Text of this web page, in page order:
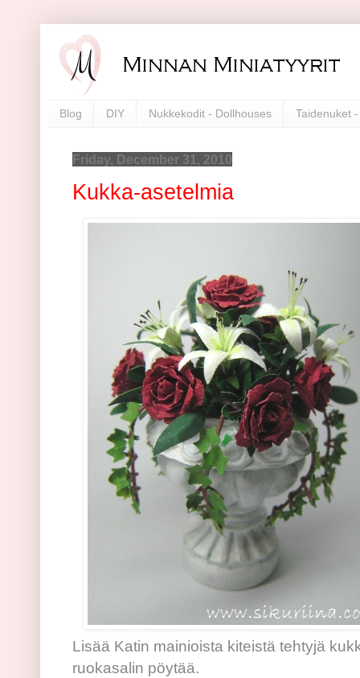
Blog DIY Nukkekodit - Dollhouses Taidenuket
Friday, December 31, 2010
Kukka-asetelmia
Lisää Katin mainioista kiteistä tehtyjä
ruokasalin pöytää.